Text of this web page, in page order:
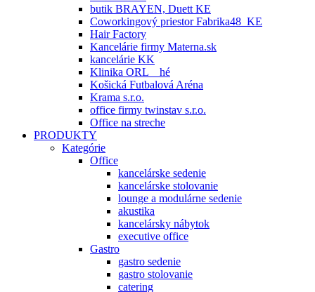
butik BRAYEN, Duett KE
Coworkingový priestor Fabrika48_KE
Hair Factory
Kancelárie firmy Materna.sk
kancelárie KK
Klinika ORL _ hé
Košická Futbalová Aréna
Krama s.r.o.
office firmy twinstav s.r.o.
Office na streche
PRODUKTY
Kategórie
Office
kancelárske sedenie
kancelárske stolovanie
lounge a modulárne sedenie
akustika
kancelársky nábytok
executive office
Gastro
gastro sedenie
gastro stolovanie
catering